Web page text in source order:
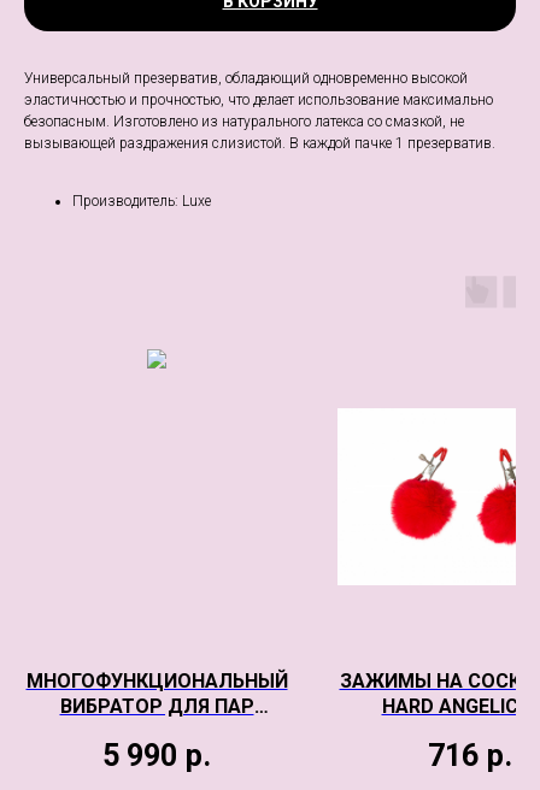
Универсальный презерватив, обладающий одновременно высокой
эластичностью и прочностью, что делает использование максимально
безопасным. Изготовлено из натурального латекса со смазкой, не
вызывающей раздражения слизистой. В каждой пачке 1 презерватив.
Производитель: Luxe
МНОГОФУНКЦИОНАЛЬНЫЙ
ВИБРАТОР ДЛЯ ПАР
СИНИЙ
5 990 р.
ЗАЖИМЫ НА CОСКИ
HARD ANGELIC
716 р.